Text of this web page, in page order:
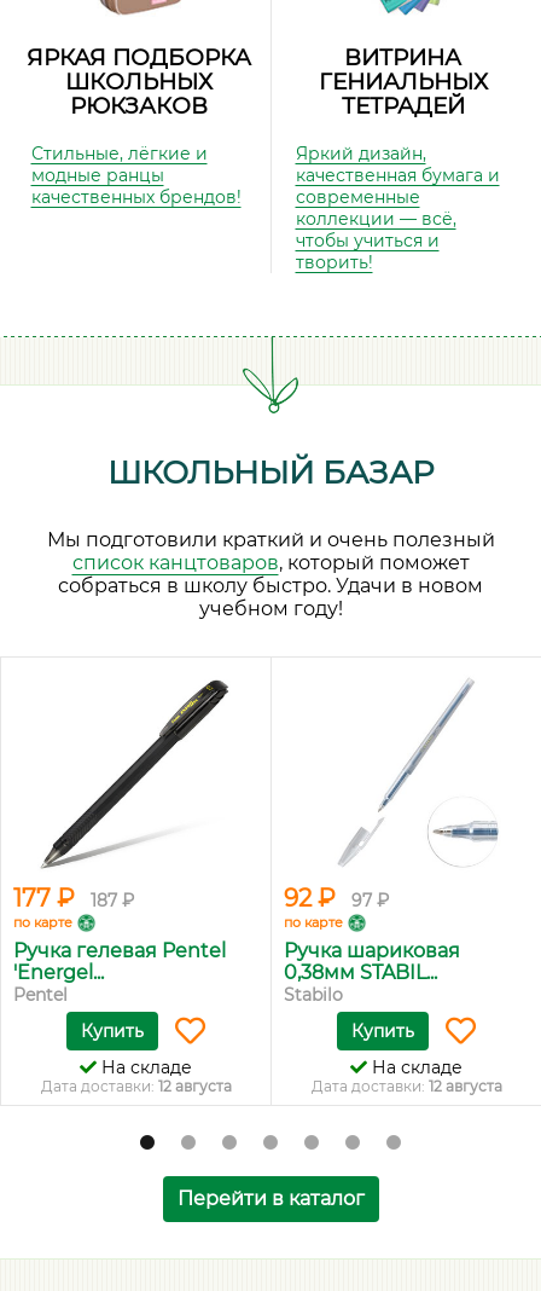
ЯРКАЯ ПОДБОРКА
ШКОЛЬНЫХ
РЮКЗАКОВ
Стильные, лёгкие и
модные ранцы
качественных брендов!
ВИТРИНА
ГЕНИАЛЬНЫХ
ТЕТРАДЕЙ
Яркий дизайн,
качественная бумага и
современные
коллекции — всё,
чтобы учиться и
творить!
ШКОЛЬНЫЙ БАЗАР
Мы подготовили краткий и очень полезный
список канцтоваров, который поможет
собраться в школу быстро. Удачи в новом
учебном году!
177 ₽ 187 ₽
по карте
Ручка гелевая Pentel
'Energel...
Pentel
Купить
На складе
Дата доставки: 12 августа
92 ₽ 97 ₽
по карте
Ручка шариковая
0,38мм STABIL...
Stabilo
Купить
На складе
Дата доставки: 12 августа
Перейти в каталог